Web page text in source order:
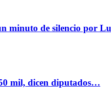
minuto de silencio por
mil, dicen diputados…